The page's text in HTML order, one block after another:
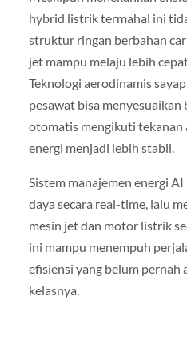
hybrid listrik termahal ini
struktur ringan berbahan
jet mampu melaju lebih
Teknologi aerodinamis
pesawat bisa menyesuaikan
otomatis mengikuti tekanan
energi menjadi lebih stabil.
Sistem manajemen energi
daya secara real-time, lalu
mesin jet dan motor listrik
ini mampu menempuh
efisiensi yang belum pernah
kelasnya.